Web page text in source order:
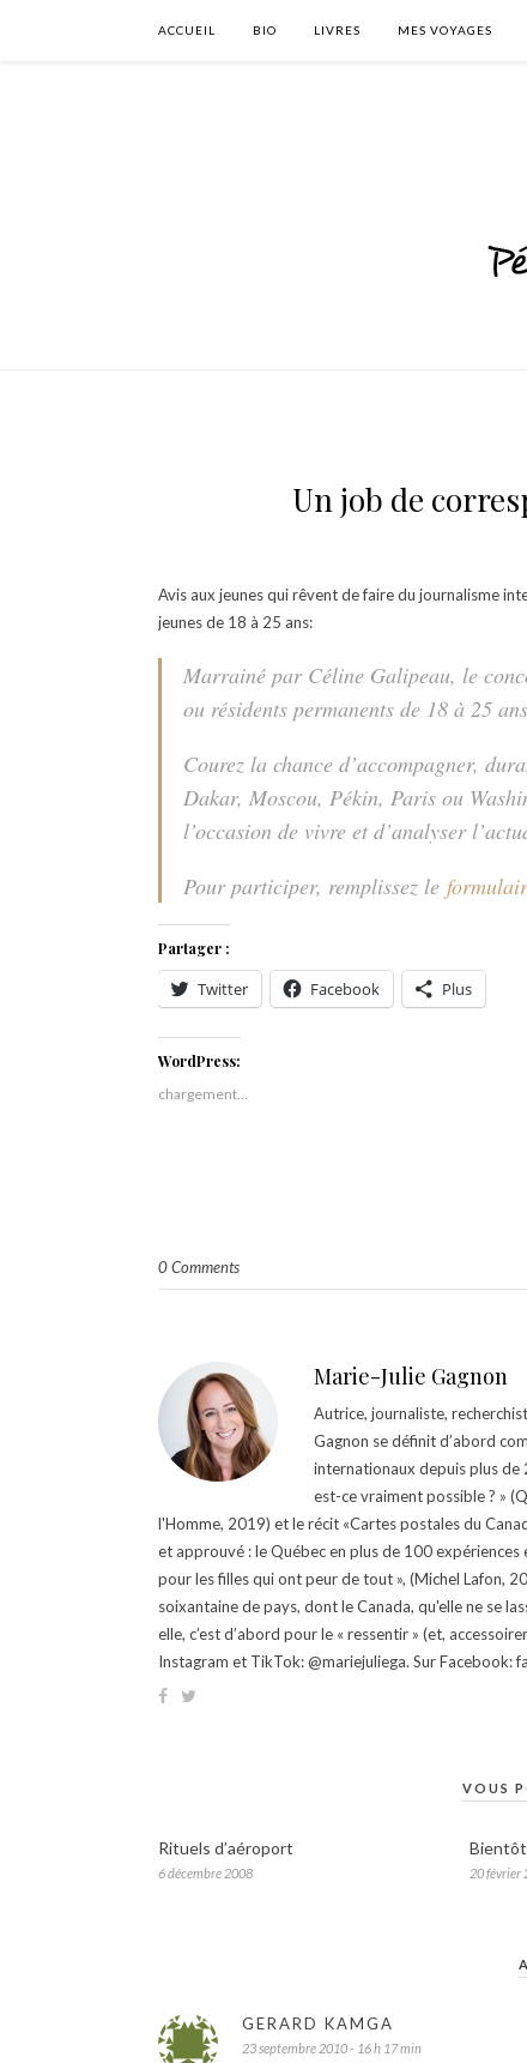
ACCUEIL BIO LIVRES MES VOYAGES
Un job de
Avis aux jeunes qui rêvent de faire du journalisme
jeunes de 18 à 25 ans:
Marrainé par Céline Galipeau, le
ou résidents permanents de 18 à 25
Courez la chance d’accompagner,
Dakar, Moscou, Pékin, Paris ou
l’occasion de vivre et d’analyser
Pour participer, remplissez le
Partager :
Twitter Facebook Plus
WordPress:
chargement…
0 Comments
Marie-Julie Gagnon
Autrice, journaliste,
Gagnon se définit d’abord
internationaux depuis plus de
est-ce vraiment possible ? »
l'Homme, 2019) et le récit «Cartes postales du
et approuvé : le Québec en plus de 100
pour les filles qui ont peur de tout », (Michel Lafon,
soixantaine de pays, dont le Canada, qu'elle ne se
elle, c’est d’abord pour le « ressentir » (et,
Instagram et TikTok: @mariejuliega. Sur Facebook:
VOUS
Rituels d’aéroport
6 décembre 2008
Bientôt
20 février
GERARD KAMGA
23 septembre 2010 - 16 h 17 min